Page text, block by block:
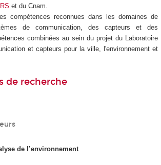
et du Cnam.
compétences reconnues dans les domaines de
de communication, des capteurs et des
combinées au sein du projet du Laboratoire
et capteurs pour la ville, l'environnement et
de recherche
de l’environnement